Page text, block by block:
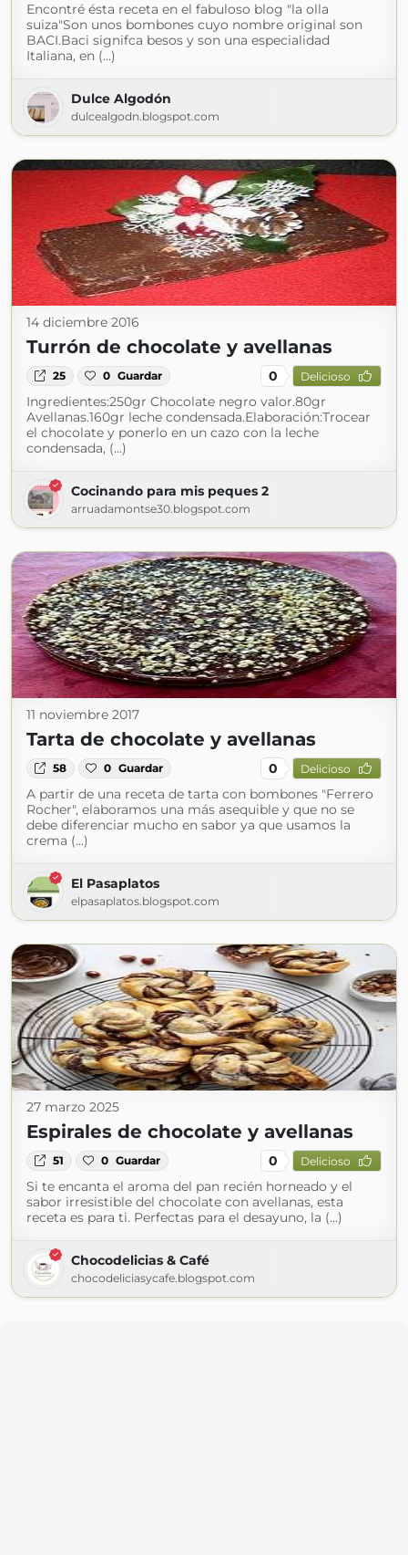
Encontré ésta receta en el fabuloso blog "la olla
suiza"Son unos bombones cuyo nombre original son
BACI.Baci signifca besos y son una especialidad
Italiana, en (...)
Dulce Algodón
dulcealgodn.blogspot.com
14 diciembre 2016
Turrón de chocolate y avellanas
25 0 Guardar 0 Delicioso
Ingredientes:250gr Chocolate negro valor.80gr
Avellanas.160gr leche condensada.Elaboración:Trocear
el chocolate y ponerlo en un cazo con la leche
condensada, (...)
Cocinando para mis peques 2
arruadamontse30.blogspot.com
11 noviembre 2017
Tarta de chocolate y avellanas
58 0 Guardar 0 Delicioso
A partir de una receta de tarta con bombones "Ferrero
Rocher", elaboramos una más asequible y que no se
debe diferenciar mucho en sabor ya que usamos la
crema (...)
El Pasaplatos
elpasaplatos.blogspot.com
27 marzo 2025
Espirales de chocolate y avellanas
51 0 Guardar 0 Delicioso
Si te encanta el aroma del pan recién horneado y el
sabor irresistible del chocolate con avellanas, esta
receta es para ti. Perfectas para el desayuno, la (...)
Chocodelicias & Café
chocodeliciasycafe.blogspot.com